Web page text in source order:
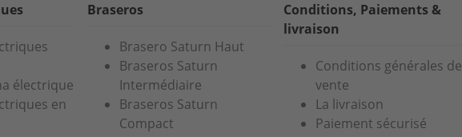
électrique
en
Braseros
Brasero Saturn Haut
Braseros Saturn
Intermédiaire
Braseros Saturn
Compact
Conditions, Paiements &
livraison
Conditions générales de
vente
La livraison
Paiement sécurisé